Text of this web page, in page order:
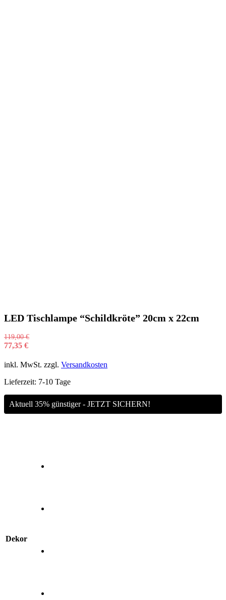
LED Tischlampe “Schildkröte” 20cm x 22cm
119,00€
77,35 €
inkl. MwSt. zzgl. Versandkosten
Lieferzeit: 7-10 Tage
Aktuell 35% günstiger - JETZT SICHERN!
Dekor